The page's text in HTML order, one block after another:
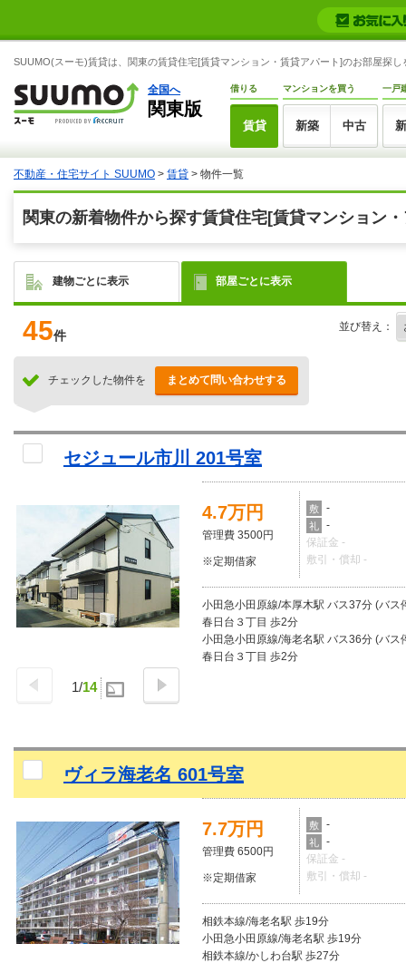
SUUMO(スーモ)賃貸は、関東の賃貸住宅[賃貸マンション・賃貸アパート]のお部屋探
全国へ
関東版
借りる
賃貸
マンションを買う
新築 中古
一戸
不動産・住宅サイト SUUMO > 賃貸 > 物件一覧
関東の新着物件から探す賃貸住宅[賃貸マンション
建物ごとに表示 部屋ごとに表示
45件
並び替え：
チェックした物件を まとめて問い合わせする
セジュール市川 201号室
1/14
4.7万円
管理費 3500円
※定期借家
敷 -
礼
-
保証金 -
敷引・償却 -
小田急小田原線/本厚木駅 バス37分 (バス
春日台３丁目 歩2分
小田急小田原線/海老名駅 バス36分 (バス
春日台３丁目 歩2分
ヴィラ海老名 601号室
7.7万円
管理費 6500円
※定期借家
敷 -
礼
-
保証金 -
敷引・償却 -
相鉄本線/海老名駅 歩19分
小田急小田原線/海老名駅 歩19分
相鉄本線/かしわ台駅 歩27分